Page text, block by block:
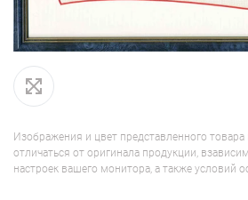
Изображения и цвет представленного товара
отличаться от оригинала продукции,
настроек вашего монитора, а также условий